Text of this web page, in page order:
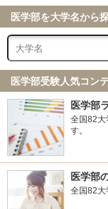
医学部を大学名から
医学部受験人気コン
医学部
全国82大
す。
医学部
全国82大